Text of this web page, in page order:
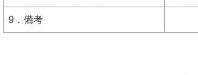
9．備考